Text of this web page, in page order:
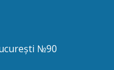
№90